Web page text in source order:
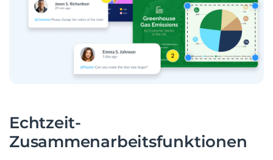
Echtzeit-
Zusammenarbeitsfunktionen